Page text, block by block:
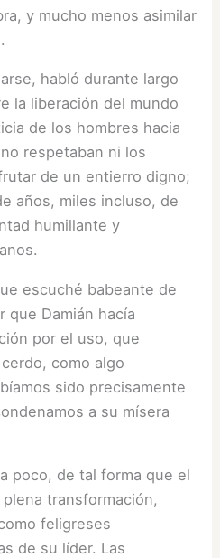
y mucho menos asimilar
habló durante largo
la liberación del mundo
de los hombres hacia
respetaban ni los
de un entierro digno;
años, miles incluso, de
humillante y
escuché babeante de
que Damián hacía
por el uso, que
como algo
sido precisamente
a su mísera
poco, de tal forma que el
transformación,
feligreses
de su líder. Las